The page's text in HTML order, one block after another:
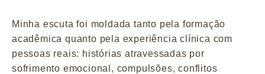
Minha escuta foi moldada tanto pela formação
acadêmica quanto pela experiência clínica com
pessoas reais: histórias atravessadas por
sofrimento emocional, compulsões, conflitos